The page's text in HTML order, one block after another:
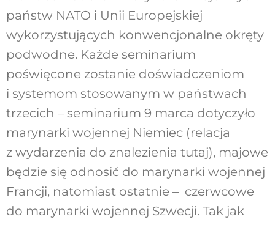
państw NATO i Unii Europejskiej
wykorzystujących konwencjonalne okręty
podwodne. Każde seminarium
poświęcone zostanie doświadczeniom
i systemom stosowanym w państwach
trzecich – seminarium 9 marca dotyczyło
marynarki wojennej Niemiec (relacja
z wydarzenia do znalezienia tutaj), majowe
będzie się odnosić do marynarki wojennej
Francji, natomiast ostatnie – czerwcowe
do marynarki wojennej Szwecji. Tak jak